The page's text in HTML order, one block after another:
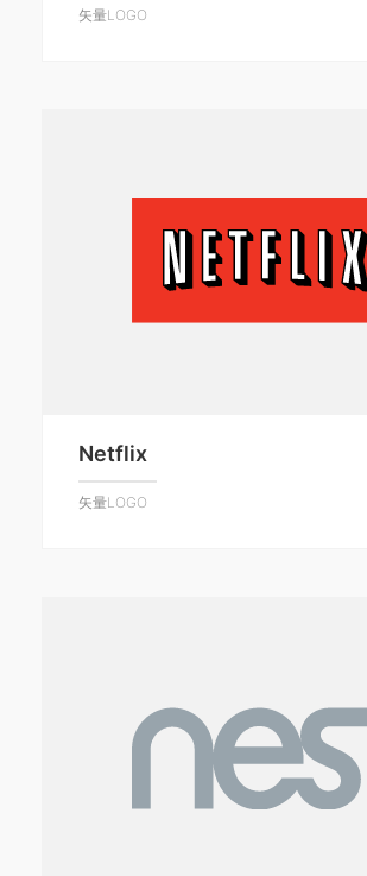
矢量LOGO
Netflix
矢量LOGO